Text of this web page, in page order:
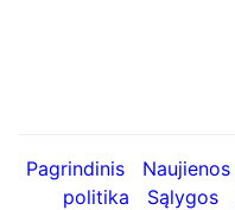
Pagrindinis Naujienos
politika
Sąlygos